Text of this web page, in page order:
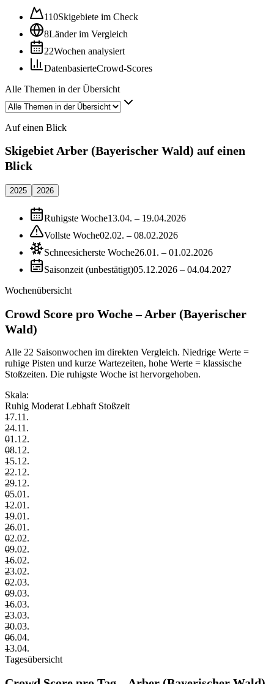
110Skigebiete im Check
8Länder im Vergleich
22Wochen analysiert
DatenbasierteCrowd-Scores
Alle Themen in der Übersicht
Auf einen Blick
Skigebiet Arber (Bayerischer Wald) auf einen
Blick
2025 2026
Ruhigste Woche13.04. – 19.04.2026
Vollste Woche02.02. – 08.02.2026
Schneesicherste Woche26.01. – 01.02.2026
Saisonzeit (unbestätigt)05.12.2026 – 04.04.2027
Wochenübersicht
Crowd Score pro Woche – Arber (Bayerischer
Wald)
Alle 22 Saisonwochen im direkten Vergleich. Niedrige Werte =
ruhige Pisten und kurze Wartezeiten, hohe Werte = klassische
Stoßzeiten. Die ruhigste Woche ist hervorgehoben.
Skala:
Ruhig Moderat Lebhaft Stoßzeit
–
17.11.
–
24.11.
–
01.12.
–
08.12.
–
15.12.
–
22.12.
–
29.12.
–
05.01.
–
12.01.
–
19.01.
–
26.01.
–
02.02.
–
09.02.
–
16.02.
–
23.02.
–
02.03.
–
09.03.
–
16.03.
–
23.03.
–
30.03.
–
06.04.
–
13.04.
Tagesübersicht